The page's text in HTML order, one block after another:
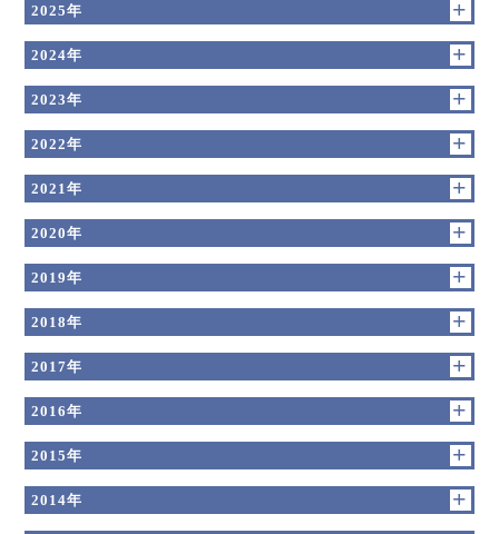
2025年
2024年
2023年
2022年
2021年
2020年
2019年
2018年
2017年
2016年
2015年
2014年